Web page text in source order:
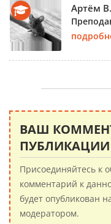
Артём
ВАШ
ПУБЛИКАЦИИ
Присоединяйтесь к
комментарий к
будет опубликован
модератором.